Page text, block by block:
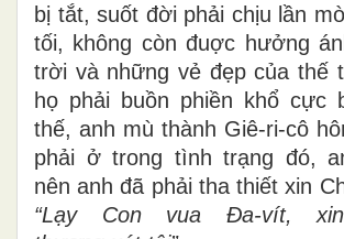
bị tắt, suốt đời phải chịu lần
tối, không còn đuợc hưởng
trời và những vẻ đẹp của thế
họ phải buồn phiền khổ cực
thế, anh mù thành Giê-ri-cô
phải ở trong tình trạng đó,
nên anh đã phải tha thiết xin
“Lạy Con vua Đa-vít,